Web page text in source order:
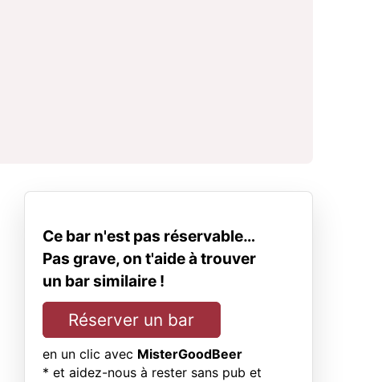
Ce bar n'est pas réservable…
Pas grave, on t'aide à trouver
un bar similaire !
Réserver un bar
en un clic avec MisterGoodBeer
* et aidez-nous à rester sans pub et